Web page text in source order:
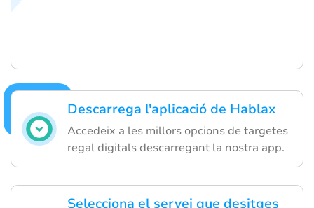
Descarrega l'aplicació de Hablax
Accedeix a les millors opcions de targetes
regal digitals descarregant la nostra app.
Selecciona el servei que desitges